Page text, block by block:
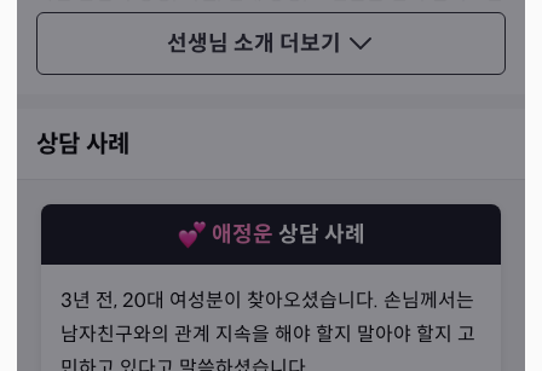
선생님 소개 더보기
다고 선생님은 설명하셨습니다.
상담 사례
애정운 상담 사례
3년 전, 20대 여성분이 찾아오셨습니다. 손님께서는
남자친구와의 관계 지속을 해야 할지 말아야 할지 고